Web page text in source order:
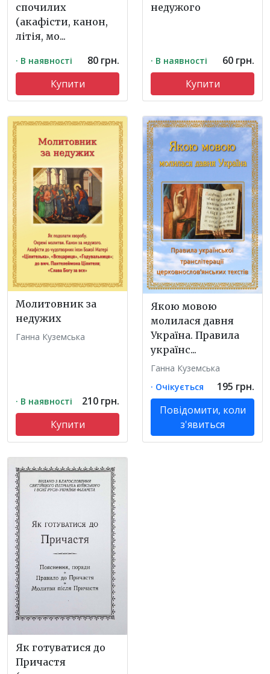
спочилих
(акафісти, канон,
літія, мо...
· В наявності
80 грн.
Купити
недужого
· В наявності
60 грн.
Купити
Молитовник за
недужих
Ганна Куземська
· В наявності
210 грн.
Купити
Якою мовою
молилася давня
Україна. Правила
українс...
Ганна Куземська
· Очікується
195 грн.
Повідомити, коли
з'явиться
Як готуватися до
Причастя